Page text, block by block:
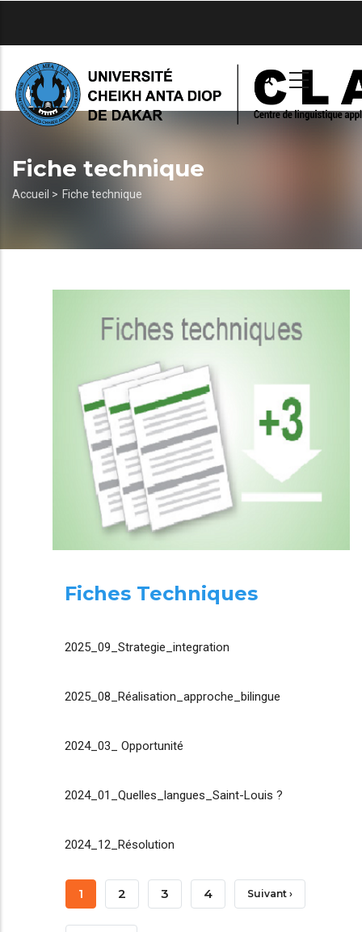
principal
Fiche technique
Fil
Accueil > Fiche technique
Fiches Techniques
2025_09_Strategie_integration
2025_08_Réalisation_approche_bilingue
2024_03_ Opportunité
2024_01_Quelles_langues_Saint-Louis ?
2024_12_Résolution
Pagination
Page
Courante
1 Page
2 Page
3 Page
4 Page
Suivant ›